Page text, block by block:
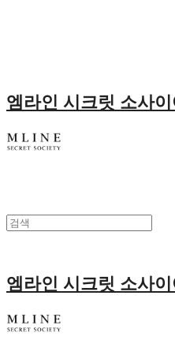
엠라인 시크릿 소사이
엠라인 시크릿 소사이